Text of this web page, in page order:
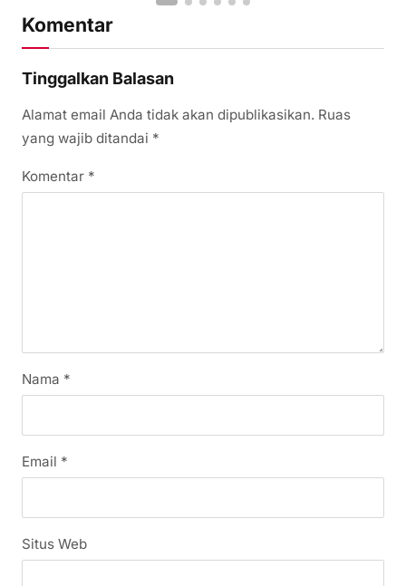
Komentar
Tinggalkan Balasan
Alamat email Anda tidak akan dipublikasikan. Ruas
yang wajib ditandai *
Komentar *
Nama *
Email *
Situs Web